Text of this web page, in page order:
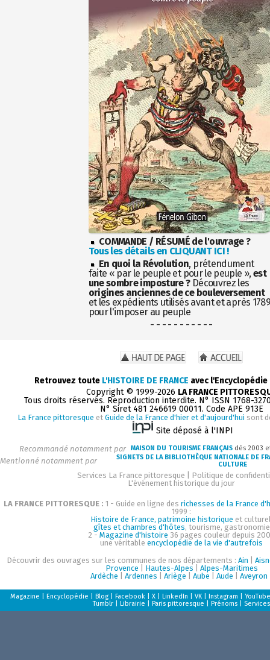
COMMANDE / RÉSUMÉ de l'ouvrage ?
Tous les détails en CLIQUANT ICI !
En quoi la Révolution, prétendument
faite « par le peuple et pour le peuple », est
une sombre imposture ?Découvrez les
origines anciennes de ce bouleversement
et les expédients utilisés avant et après
pour l'imposer au peuple
- - - - - - - - - - -
Retrouvez toute L'HISTOIRE DE FRANCE avec
Copyright © 1999-2026 LA FRANCE
Tous droits réservés. Reproduction interdite. N° ISSN 1768-
N° Siret 481 246619 00011. Code APE 913E
La France pittoresque et Guide de la France d'hier et d'aujourd'hui sont
Site déposé à l'INPI
Recommandé notamment par MAISON DU TOURISME FRANÇAIS dès 2003
Mentionné notamment par
SIGNETS DE LA BIBLIOTHÈQUE NATIONALE DE
CULTURE
Services La France pittoresque
Politique de
L'événement historique du jour
LA FRANCE PITTORESQUE : 1 - Guide en ligne des richesses de la France
1999 :
Histoire de France, patrimoine historique et
gîtes et chambres d'hôtes, tourisme, gastronomie
2 - Magazine d'histoire 36 pages couleur depuis
une véritable encyclopédie de la vie d'autrefois
Découvrir des ouvrages sur les communes de nos départements : Ain
Provence
Hautes-Alpes
Alpes-Maritimes
Ardèche
Ardennes Ariège Aube Aude Aveyron
Magazine Encyclopédie Blog Facebook X LinkedIn VK Instagram
YouTube
Tumblr
Librairie Paris pittoresque Prénoms Services